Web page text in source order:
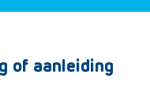
of aanleiding